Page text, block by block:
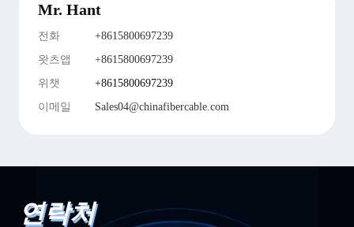
Mr. Hant
전화
+8615800697239
왓츠앱
+8615800697239
위챗
+8615800697239
이메일
Sales04@chinafibercable.com
연락처